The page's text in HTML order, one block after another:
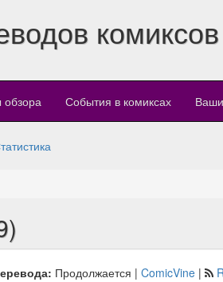
комиксов
События в комиксах
Продолжается | ComicVine |